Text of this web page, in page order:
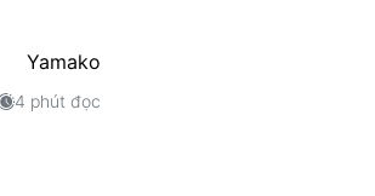
Yamako
4 phút đọc